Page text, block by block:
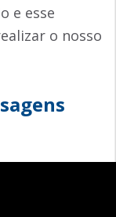
e esse
o nosso